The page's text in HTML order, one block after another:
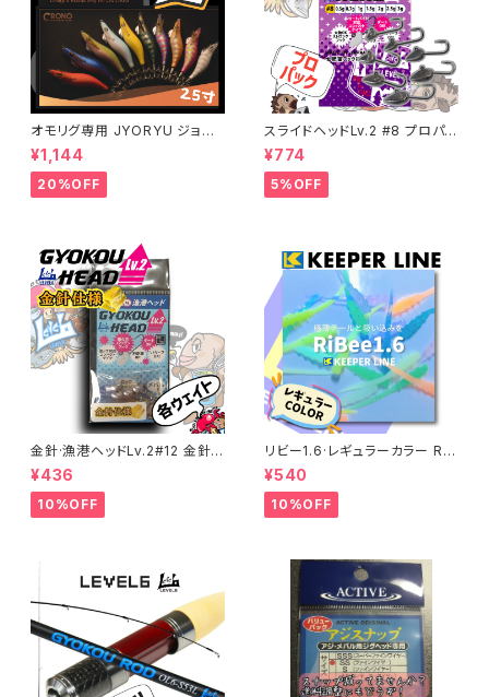
オモリグ専用 JYORYU ジョウ
リュウ【CRONO】
¥1,144
20%OFF
スライドヘッドLv.2 #8 プロパッ
ク 各ウエイト【JigHeadMani
a】
¥774
5%OFF
金針·漁港ヘッドLv.2#12 金針
仕様 各サイズ
¥436
10%OFF
リビー1.6·レギュラーカラー RiB
ee 【キーパーライン】
¥540
10%OFF